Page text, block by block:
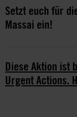
Setzt euch für
Massai ein!
Diese Aktion ist
Urgent Actions.